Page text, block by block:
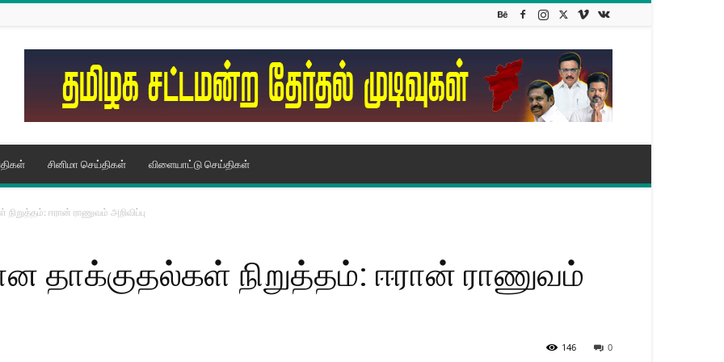
சினிமா செய்திகள் விளையாட்டு செய்திகள்
ஈரான் ராணுவம் அறிவிப்பு
தாக்குதல்கள் நிறுத்தம்: ஈரான் ராணுவம்
0
146